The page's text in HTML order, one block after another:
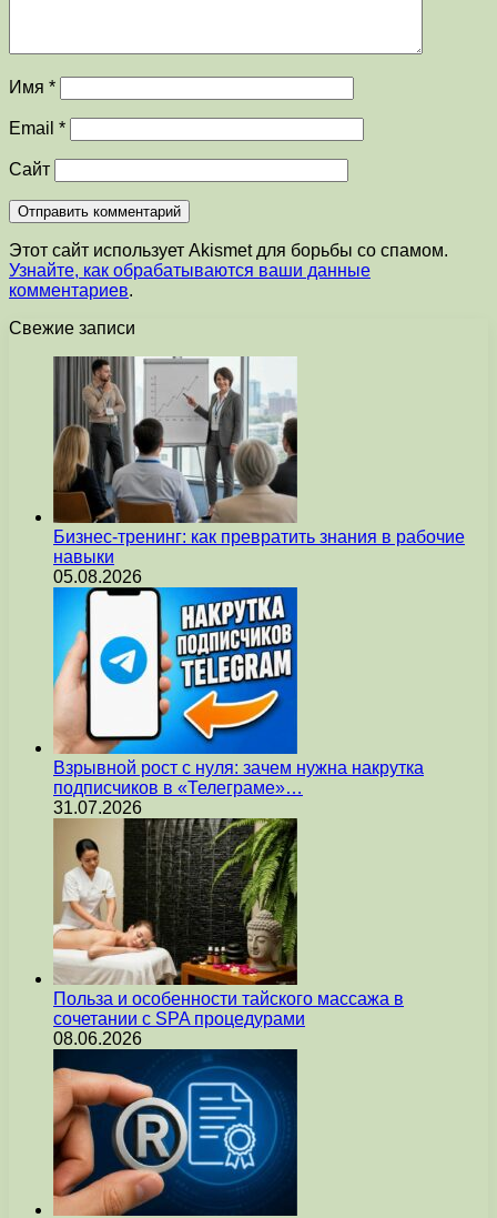
Имя *
Email *
Сайт
Этот сайт использует Akismet для борьбы со спамом.
Узнайте, как обрабатываются ваши данные
комментариев.
Свежие записи
Бизнес-тренинг: как превратить знания в рабочие
навыки
05.08.2026
Взрывной рост с нуля: зачем нужна накрутка
подписчиков в «Телеграме»…
31.07.2026
Польза и особенности тайского массажа в
сочетании с SPA процедурами
08.06.2026